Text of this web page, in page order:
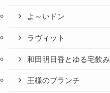
よ～いドン
ラヴィット
和田明日香とゆる宅飲み
王様のブランチ